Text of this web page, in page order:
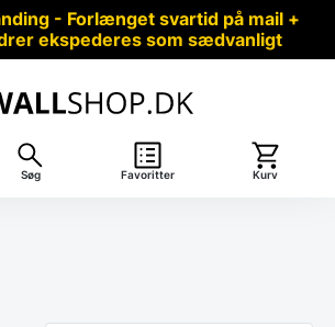
- Forlænget svartid på mail +
ekspederes som sædvanligt
Søg Favoritter Kurv